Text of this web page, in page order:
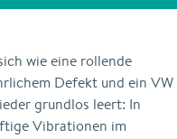
wie eine rollende
Defekt und ein VW
grundlos leert: In
Vibrationen im